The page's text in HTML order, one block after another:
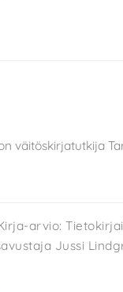
väitöskirjatutkija
arvio:
Jussi